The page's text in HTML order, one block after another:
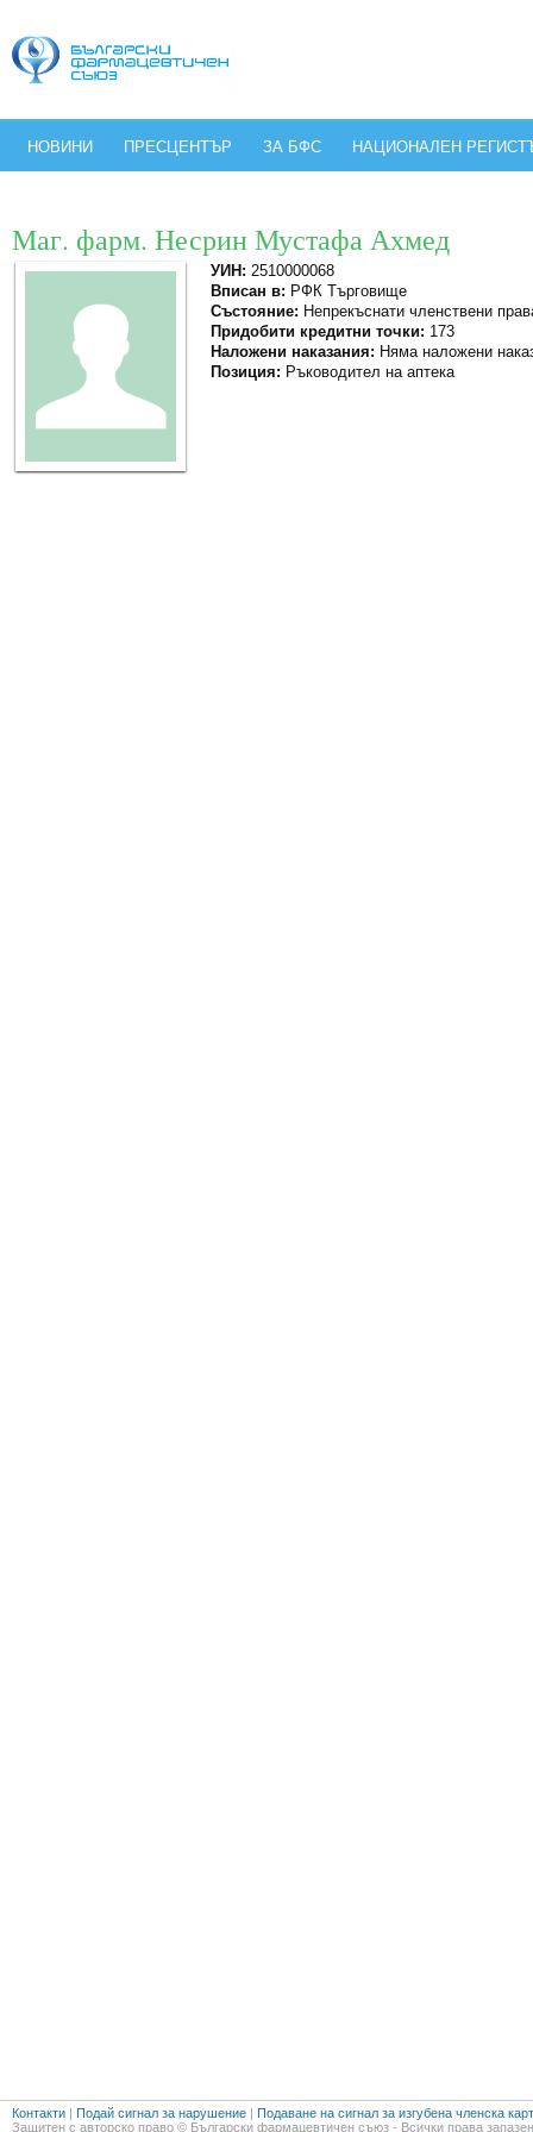
НОВИНИ ПРЕСЦЕНТЪР ЗА БФС НАЦИОНАЛЕН
Маг. фарм. Несрин Мустафа Ахмед
УИН: 2510000068
Вписан в: РФК Търговище
Състояние: Непрекъснати членствени
Придобити кредитни точки: 173
Наложени наказания: Няма наложени
Позиция: Ръководител на аптека
Контакти | Подай сигнал за нарушение | Подаване на сигнал за изгубена членска
Защитен с авторско право © Български фармацевтичен съюз - Всички права